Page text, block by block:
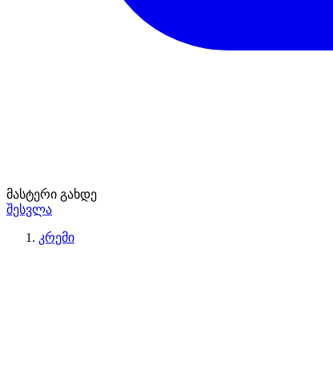
მასტერი გახდე
შესვლა
კრემი